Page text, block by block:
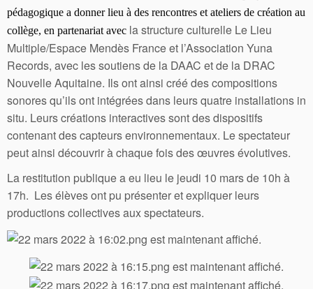
pédagogique a donner lieu à des rencontres et ateliers de création au
collège, en partenariat avec la structure culturelle Le Lieu
Multiple/Espace Mendès France et l’Association Yuna
Records, avec les soutiens de la DAAC et de la DRAC
Nouvelle Aquitaine. Ils ont ainsi créé des compositions
sonores qu’ils ont intégrées dans leurs quatre installations in
situ. Leurs créations interactives sont des dispositifs
contenant des capteurs environnementaux. Le spectateur
peut ainsi découvrir à chaque fois des œuvres évolutives.
La restitution publique a eu lieu le jeudi 10 mars de 10h à
17h. Les élèves ont pu présenter et expliquer leurs
productions collectives aux spectateurs.